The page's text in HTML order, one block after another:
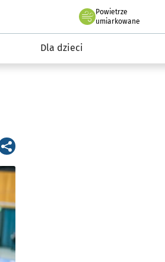
Powietrze
we Wrocławiu
umiarkowane
Dla dzieci